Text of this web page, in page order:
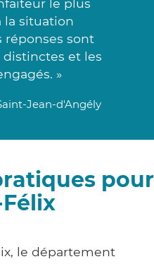
le plus
la situation
réponses sont
et les
»
Jean-d'Angély
pour
le département